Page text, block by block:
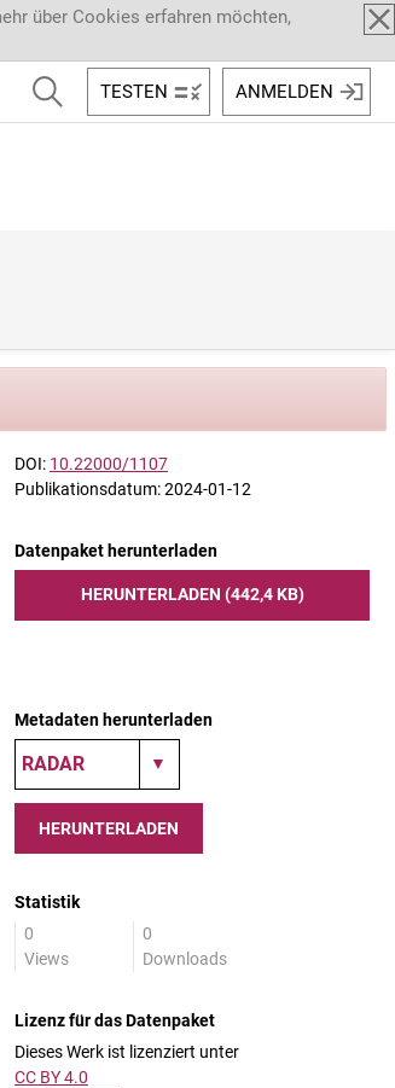
über Cookies erfahren möchten,
TESTEN ANMELDEN
DOI: 10.22000/1107
Publikationsdatum: 2024-01-12
Datenpaket herunterladen
HERUNTERLADEN (442,4 KB)
Metadaten herunterladen
HERUNTERLADEN
Statistik
0
Views
0
Downloads
Lizenz für das Datenpaket
Dieses Werk ist lizenziert unter
CC BY 4.0